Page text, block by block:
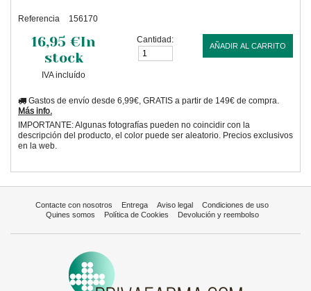
Referencia 156170
16,95 €In
stock
IVA incluído
Cantidad:
AÑADIR AL CARRITO
Gastos de envío desde 6,99€, GRATIS a partir de 149€ de compra.
Más info.
IMPORTANTE: Algunas fotografías pueden no coincidir con la
descripción del producto, el color puede ser aleatorio. Precios exclusivos
en la web.
Contacte con nosotros Entrega Aviso legal
Condiciones de uso
Quines somos
Política de Cookies Devolución y reembolso